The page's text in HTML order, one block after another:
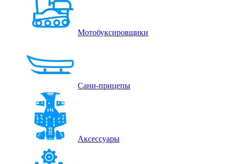
Мотобуксировщики
Сани-прицепы
Аксессуары